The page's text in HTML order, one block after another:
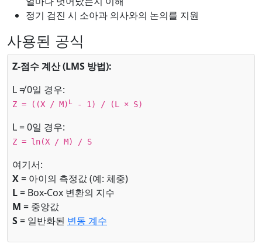
정기 검진 시 소아과 의사와의 논의를 지원
사용된 공식
Z-점수 계산 (LMS 방법):
L ≠ 0일 경우:
Z = ((X / M) L - 1) / (L × S)
L = 0일 경우:
Z = ln(X / M) / S
여기서:
X= 아이의 측정값 (예: 체중)
L= Box-Cox 변환의 지수
M = 중앙값
S= 일반화된 변동 계수